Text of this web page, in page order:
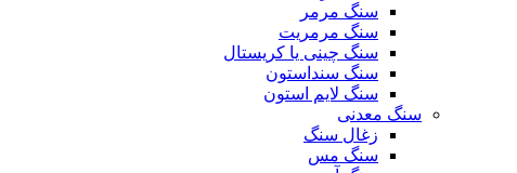
سنگ مرمر
سنگ مرمریت
سنگ چینی یا کریستال
سنگ سنداستون
سنگ لایم استون
سنگ معدنی
زغال سنگ
سنگ مس